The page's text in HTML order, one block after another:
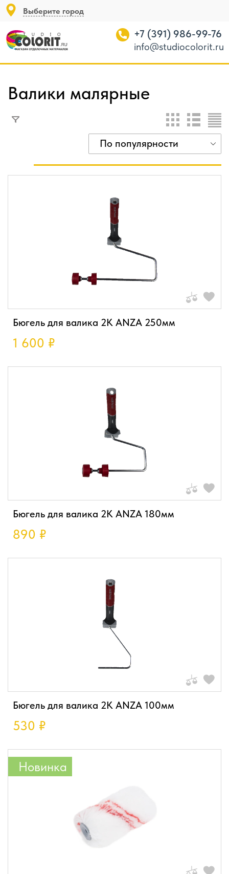
Выберите город
+7 (391) 986-99-76
info@studiocolorit.ru
Валики малярные
По популярности
Бюгель для валика 2К ANZA 250мм
1 600 ₽
Бюгель для валика 2К ANZA 180мм
890 ₽
Бюгель для валика 2К ANZA 100мм
530 ₽
Новинка